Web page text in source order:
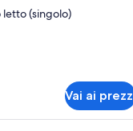
letto (singolo)
Vai ai